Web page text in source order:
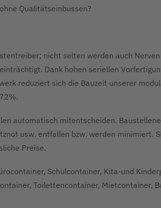
Qualitätseinbussen?
nicht selten werden auch
Dank hohen seriellen
reduziert sich die Bauzeit unserer
automatisch mitentscheiden.
usw. entfallen bzw. werden minimiert.
Preise.
Schulcontainer, Kita-und
Toilettencontainer, Mietcontainer,